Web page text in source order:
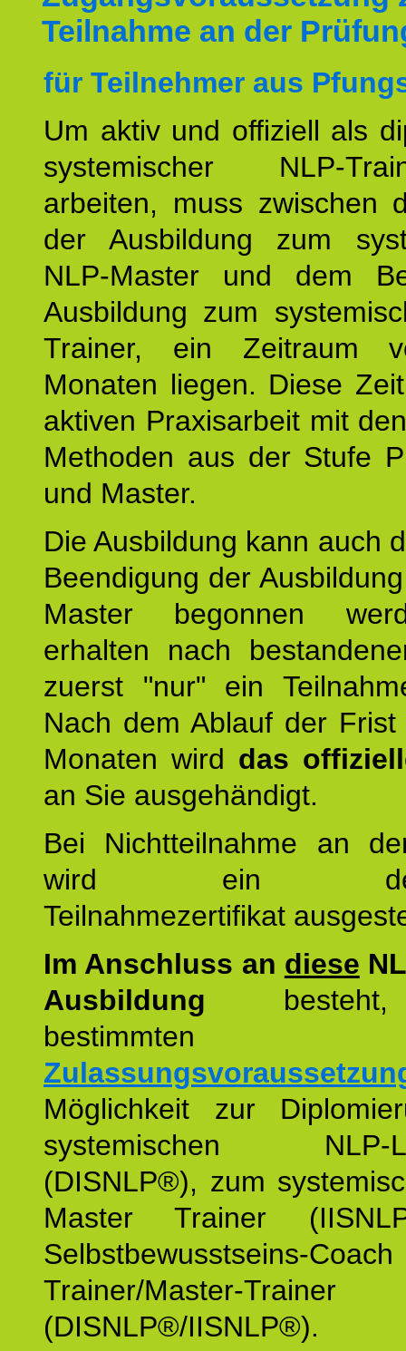
Teilnahme an der
für Teilnehmer aus
Um aktiv und offiziell als
systemischer NLP-
arbeiten, muss zwischen
der Ausbildung zum
NLP-Master und dem
Ausbildung zum
Trainer, ein Zeitraum
Monaten liegen. Diese
aktiven Praxisarbeit mit
Methoden aus der Stufe
und Master.
Die Ausbildung kann auch
Beendigung der
Master begonnen
erhalten nach
zuerst "nur" ein
Nach dem Ablauf der
Monaten wird das
an Sie ausgehändigt.
Bei Nichtteilnahme an
wird ein
Teilnahmezertifikat
Im Anschluss an diese
Ausbildung
bestimmten
Möglichkeit zur
systemischen NLP-
(DISNLP®), zum
Master Trainer
Selbstbewusstseins-
Trainer/Master-Trainer
(DISNLP®/IISNLP®).